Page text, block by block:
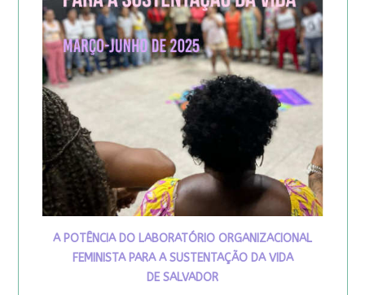
A POTÊNCIA DO LABORATÓRIO ORGANIZACIONAL
FEMINISTA PARA A SUSTENTAÇÃO DA VIDA
DE SALVADOR